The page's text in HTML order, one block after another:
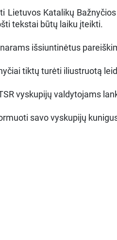
Lietuvos Katalikų
tekstai būtų laiku įteikti.
išsiuntinėtus
tiktų turėti iliustruotą
vyskupijų valdytojams
savo vyskupijų